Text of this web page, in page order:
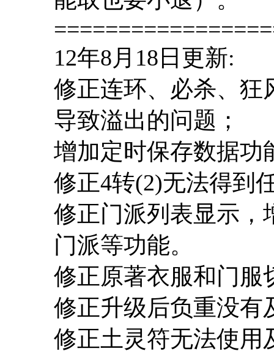
12年8月18日更新:
修正连环、必杀、狂
导致溢出的问题；
增加定时保存数据功
修正4转(2)无法得到
修正门派列表显示，
门派等功能。
修正原著衣服和门服
修正升级后负重没有
修正土灵符无法使用